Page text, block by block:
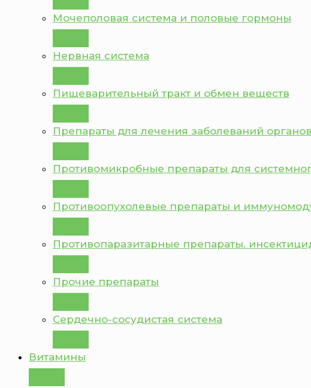
Мочеполовая система и половые гормоны
Нервная система
Пищеварительный тракт и обмен веществ
Препараты для лечения заболеваний
Противомикробные препараты для
Противоопухолевые препараты и
Противопаразитарные препараты.
Прочие препараты
Сердечно-сосудистая система
Витамины